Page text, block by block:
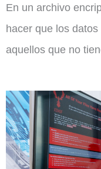
En un archivo
hacer que los
aquellos que no